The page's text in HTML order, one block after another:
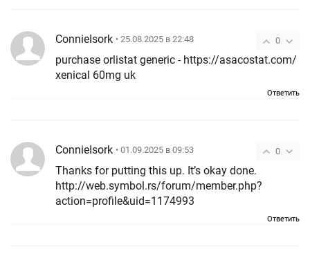
0
ConnieIsork • 25.08.2025 в 22:48
purchase orlistat generic - https://asacostat.com/
xenical 60mg uk
Ответить
0
ConnieIsork • 01.09.2025 в 09:53
Thanks for putting this up. It’s okay done.
http://web.symbol.rs/forum/member.php?
action=profile&uid=1174993
Ответить